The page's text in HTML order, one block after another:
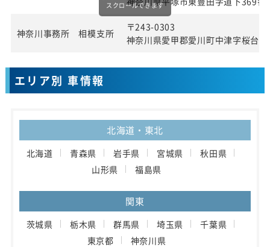
神奈川事務所 相模支所
〒243-0303
神奈川県愛甲郡愛川町中津字桜台
スクロールできます
エリア別 車情報
北海道・東北
北海道 青森県 岩手県 宮城県
秋田県
山形県
福島県
関東
茨城県 栃木県 群馬県 埼玉県
千葉県
東京都
神奈川県